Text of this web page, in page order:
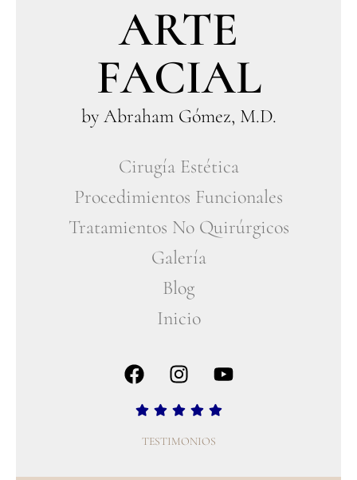
ARTE
FACIAL
by Abraham Gómez, M.D.
Cirugía Estética
Procedimientos Funcionales
Tratamientos No Quirúrgicos
Galería
Blog
Inicio
TESTIMONIOS